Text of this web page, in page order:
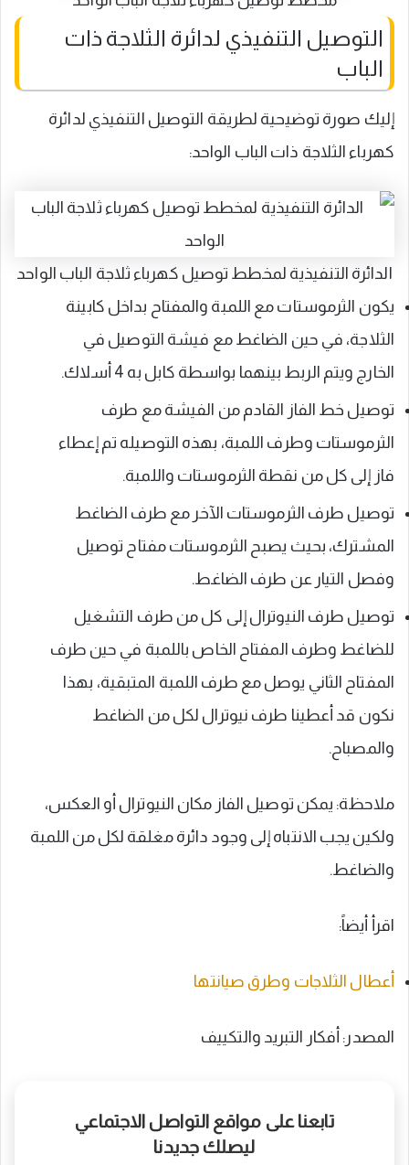
التوصيل التنفيذي لدائرة الثلاجة ذات
الباب
إليك صورة توضيحية لطريقة التوصيل التنفيذي لدائرة
كهرباء الثلاجة ذات الباب الواحد:
الدائرة التنفيذية لمخطط توصيل كهرباء ثلاجة الباب الواحد
يكون الثرموستات مع اللمبة والمفتاح بداخل كابينة
الثلاجة، في حين الضاغط مع فيشة التوصيل في
الخارج ويتم الربط بينهما بواسطة كابل به 4 أسلاك.
توصيل خط الفاز القادم من الفيشة مع طرف
الثرموستات وطرف اللمبة، بهذه التوصيله تم إعطاء
فاز إلى كل من نقطة الثرموستات واللمبة.
توصيل طرف الثرموستات الآخر مع طرف الضاغط
المشترك، بحيث يصبح الثرموستات مفتاح توصيل
وفصل التيار عن طرف الضاغط.
توصيل طرف النيوترال إلى كل من طرف التشغيل
للضاغط وطرف المفتاح الخاص باللمبة في حين طرف
المفتاح الثاني يوصل مع طرف اللمبة المتبقية، بهذا
نكون قد أعطينا طرف نيوترال لكل من الضاغط
والمصباح.
ملاحظة: يمكن توصيل الفاز مكان النيوترال أو العكس،
ولكين يجب الانتباه إلى وجود دائرة مغلقة لكل من اللمبة
والضاغط.
اقرأ أيضاً:
أعطال الثلاجات وطرق صيانتها
المصدر: أفكار التبريد والتكييف
تابعنا على مواقع التواصل الاجتماعي
ليصلك جديدنا